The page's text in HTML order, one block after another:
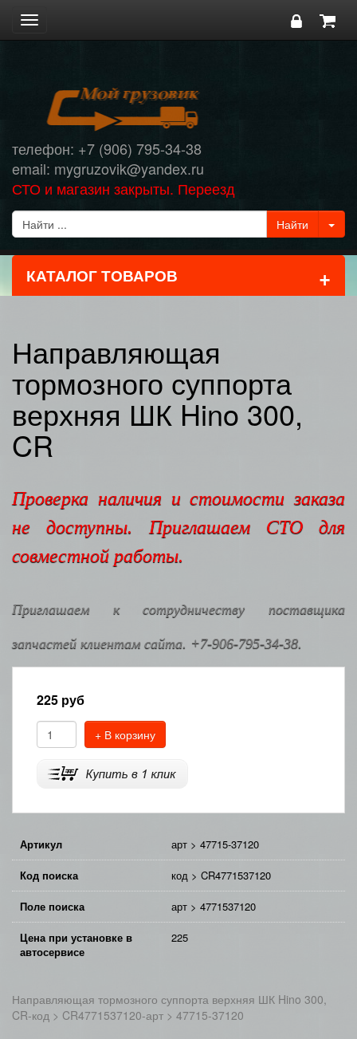
Toggle
navigation
телефон: +7 (906) 795-34-38
email: mygruzovik@yandex.ru
СТО и магазин закрыты. Переезд
КАТАЛОГ ТОВАРОВ +
Направляющая
тормозного суппорта
верхняя ШК Hino 300,
CR
Проверка наличия и стоимости заказа
не доступны. Приглашаем СТО для
совместной работы.
Приглашаем к сотрудничеству поставщика
запчастей клиентам сайта. +7-906-795-34-38.
225 руб
+ В корзину
Артикул арт > 47715-37120
Код поиска код > CR4771537120
Поле поиска арт > 4771537120
Цена при установке в
автосервисе
225
Направляющая тормозного суппорта верхняя ШК Hino 300,
CR-код > CR4771537120-арт > 47715-37120